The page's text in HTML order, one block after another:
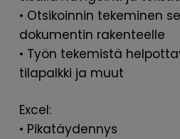
• Otsikoinnin tekeminen
dokumentin rakenteelle
• Työn tekemistä
tilapalkki ja muut
Excel:
• Pikatäydennys